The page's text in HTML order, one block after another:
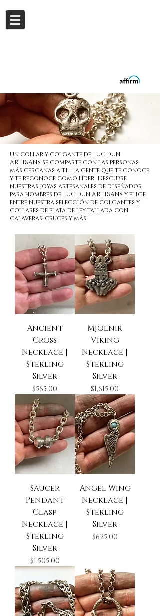
Un collar y colgante de LUGDUN
ARTISANS se comparte con las personas
más cercanas a ti. ¡La gente que te conoce
y te reconoce como líder! Descubre
nuestras joyas artesanales de diseñador
para hombres de LUGDUN ARTISANS y elige
entre nuestra selección de colgantes y
collares de plata de ley tallada con
calaveras, cruces y más.
Ancient
Cross
Necklace |
Sterling
Silver
Precio
$565.00
Mjölnir
Viking
Necklace |
Sterling
Silver
Precio
$1,615.00
Saucer
Pendant
Clasp
Necklace |
Sterling
Silver
Precio
$1,505.00
Angel Wing
Necklace |
Sterling
Silver
Precio
$625.00